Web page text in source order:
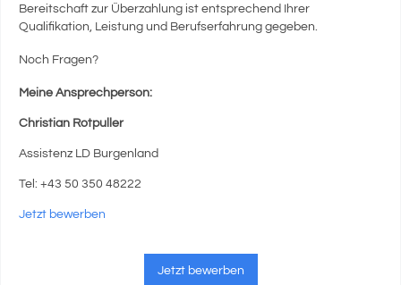
Bereitschaft zur Überzahlung ist entsprechend Ihrer
Qualifikation, Leistung und Berufserfahrung gegeben.
Noch Fragen?
Meine Ansprechperson:
Christian Rotpuller
Assistenz LD Burgenland
Tel: +43 50 350 48222
Jetzt bewerben
Jetzt bewerben